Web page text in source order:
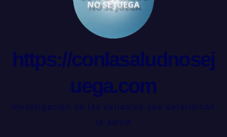
https://conlasaludnosej
uega.com
Investigación de las variables que determinan
la salud